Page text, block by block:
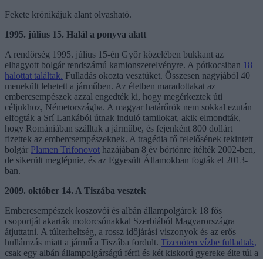
Fekete krónikájuk alant olvasható.
1995. július 15. Halál a ponyva alatt
A rendőrség 1995. július 15-én Győr közelében bukkant az
elhagyott bolgár rendszámú kamionszerelvényre. A pótkocsiban 18
halottat találtak. Fulladás okozta vesztüket. Összesen nagyjából 40
menekült lehetett a járműben. Az életben maradottakat az
embercsempészek azzal engedték ki, hogy megérkeztek úti
céljukhoz, Németországba. A magyar határőrök nem sokkal ezután
elfogták a Srí Lankából útnak induló tamilokat, akik elmondták,
hogy Romániában szálltak a járműbe, és fejenként 800 dollárt
fizettek az embercsempészeknek. A tragédia fő felelősének tekintett
bolgár Plamen Trifonovot hazájában 8 év börtönre ítélték 2002-ben,
de sikerült meglépnie, és az Egyesült Államokban fogták el 2013-
ban.
2009. október 14. A Tiszába vesztek
Embercsempészek koszovói és albán állampolgárok 18 fős
csoportját akarták motorcsónakkal Szerbiából Magyarországra
átjuttatni. A túlterheltség, a rossz időjárási viszonyok és az erős
hullámzás miatt a jármű a Tiszába fordult. Tizenöten vízbe fulladtak,
csak egy albán állampolgárságú férfi és két kiskorú gyereke élte túl a